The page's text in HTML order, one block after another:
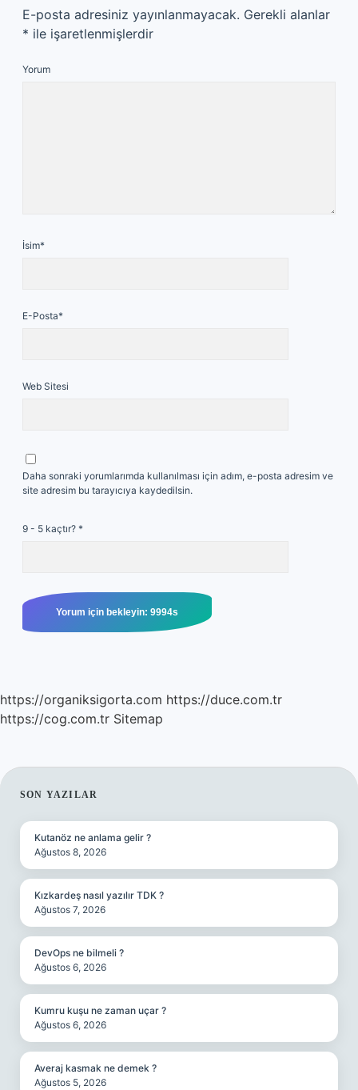
E-posta adresiniz yayınlanmayacak. Gerekli alanlar
* ile işaretlenmişlerdir
Yorum
İsim*
E-Posta*
Web Sitesi
Daha sonraki yorumlarımda kullanılması için adım, e-posta adresim ve
site adresim bu tarayıcıya kaydedilsin.
9 - 5 kaçtır? *
https://organiksigorta.com https://duce.com.tr
https://cog.com.tr Sitemap
SIDEBAR
SON YAZILAR
Kutanöz ne anlama gelir ?
Ağustos 8, 2026
Kızkardeş nasıl yazılır TDK ?
Ağustos 7, 2026
DevOps ne bilmeli ?
Ağustos 6, 2026
Kumru kuşu ne zaman uçar ?
Ağustos 6, 2026
Averaj kasmak ne demek ?
Ağustos 5, 2026